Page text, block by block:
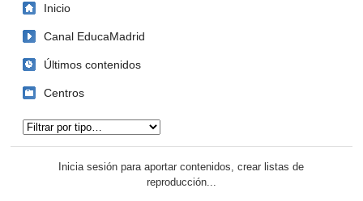
Inicio
Canal EducaMadrid
Últimos contenidos
Centros
Inicia sesión para aportar contenidos, crear listas de
reproducción...